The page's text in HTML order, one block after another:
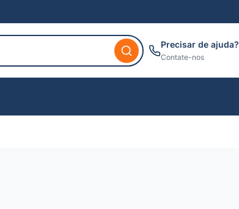
Precisar de ajuda?
Contate-nos